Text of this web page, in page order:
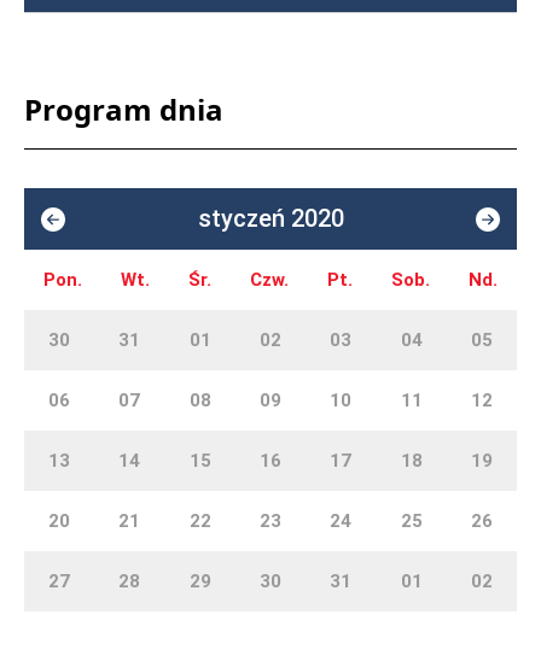
Program dnia
styczeń 2020
Pon. Wt. Śr. Czw. Pt. Sob. Nd.
30 31 01 02 03 04 05
06 07 08 09 10 11 12
13 14 15 16 17 18 19
20 21 22 23 24 25 26
27 28 29 30 31 01 02